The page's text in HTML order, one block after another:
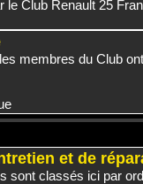
le Club Renault 25
membres du Club
et de
sont classés ici par